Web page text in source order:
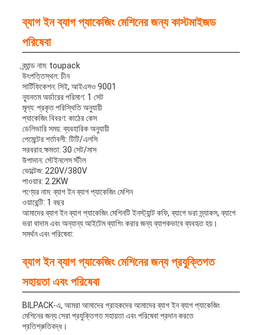
ব্যাগ ইন ব্যাগ প্যাকেজিং মেশিনের জন্য কাস্টমাইজড
পরিষেবা
ব্র্যান্ড নাম: toupack
উৎপত্তিস্থল: চীন
সার্টিফিকেশন: সিই, আইএসও 9001
ন্যূনতম অর্ডারের পরিমাণ: 1 সেট
মূল্য: প্রকৃত পরিস্থিতি অনুযায়ী
প্যাকেজিং বিবরণ: কাঠের কেস
ডেলিভারি সময়: ব্যবহারিক অনুযায়ী
পেমেন্টের শর্তাবলী: টিটি/এলসি
সরবরাহ ক্ষমতা: 30 সেট/মাস
উপাদান: স্টেইনলেস স্টীল
ভোল্টেজ: 220V/380V
পাওয়ার: 2.2KW
পণ্যের নাম: ব্যাগ ইন ব্যাগ প্যাকেজিং মেশিন
ওয়ারেন্টি: 1 বছর
আমাদের ব্যাগ ইন ব্যাগ প্যাকেজিং মেশিনটি ইনস্ট্যান্ট কফি, ব্যাগে ভরা স্ন্যাকস, ব্যাগে
ভরা বাদাম এবং অন্যান্য আইটেম ব্যাগিং করার জন্য ব্যাপকভাবে ব্যবহৃত হয়।
সমর্থন এবং পরিষেবা:
ব্যাগ ইন ব্যাগ প্যাকেজিং মেশিনের জন্য প্রযুক্তিগত
সহায়তা এবং পরিষেবা
BILPACK-এ, আমরা আমাদের গ্রাহকদের আমাদের ব্যাগ ইন ব্যাগ প্যাকেজিং
মেশিনের জন্য সেরা প্রযুক্তিগত সহায়তা এবং পরিষেবা প্রদান করতে
প্রতিশ্রুতিবদ্ধ।